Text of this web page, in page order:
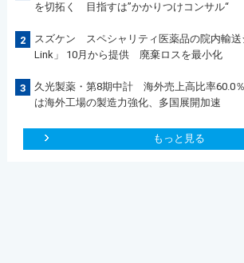
を切拓く 目指すは”かかりつけコンサル“
2
スズケン スペシャリティ医薬品の院内輸送
Link」 10月から提供 廃棄ロスを最小化
3
久光製薬・第8期中計 海外売上高比率60.0
は海外工場の製造力強化、多国展開加速
もっと見る